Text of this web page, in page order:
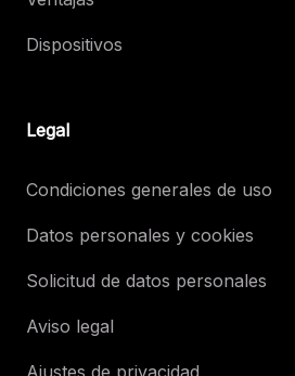
Dispositivos
Legal
Condiciones generales de uso
Datos personales y cookies
Solicitud de datos personales
Aviso legal
Ajustes de privacidad